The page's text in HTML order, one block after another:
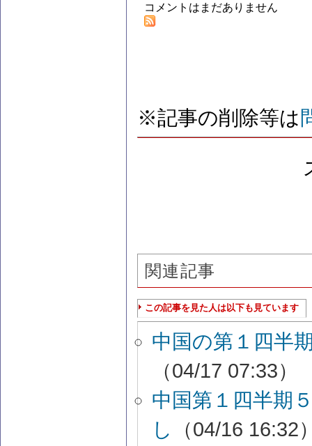
コメントはまだありません
※記事の削除等は
関連記事
この記事を見た人は以下も見ています
中国の第１四半
（04/17 07:33）
中国第１四半期
し
（04/16 16:32